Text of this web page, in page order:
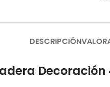
DESCRIPCIÓN
Decoración